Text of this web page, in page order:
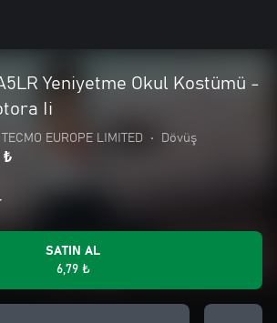
Yeniyetme Okul Kostümü -
Ii
TECMO EUROPE LIMITED • Dövüş
₺
SATIN AL
6,79 ₺